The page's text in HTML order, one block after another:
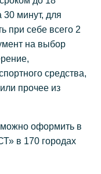
минут, для
при себе всего 2
на выбор
средства,
прочее из
можно оформить в
в 170 городах